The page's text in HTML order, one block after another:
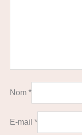
Nom *
E-mail *